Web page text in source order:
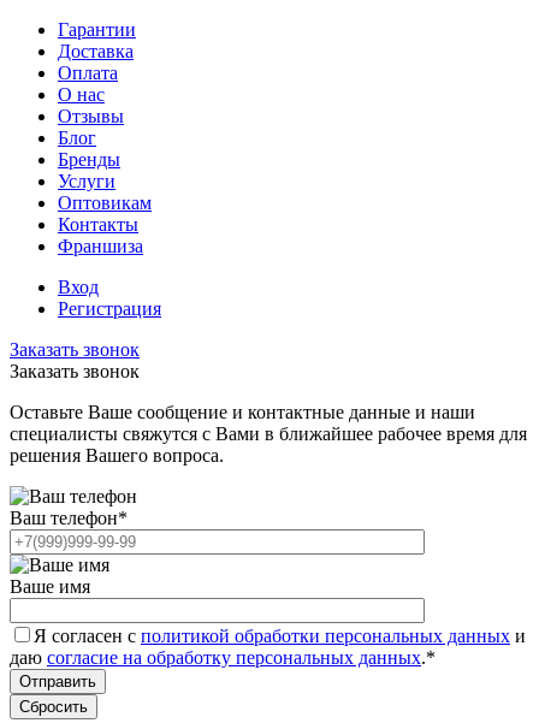
Гарантии
Доставка
Оплата
О нас
Отзывы
Блог
Бренды
Услуги
Оптовикам
Контакты
Франшиза
Вход
Регистрация
Заказать звонок
Заказать звонок
Оставьте Ваше сообщение и контактные данные и наши
специалисты свяжутся с Вами в ближайшее рабочее время для
решения Вашего вопроса.
Ваш телефон*
Ваше имя
Я согласен с политикой обработки персональных данных и
даю согласие на обработку персональных данных.*